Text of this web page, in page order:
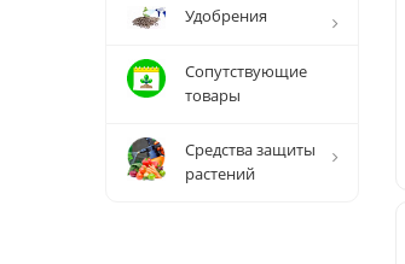
Удобрения
Сопутствующие
товары
Средства защиты
растений